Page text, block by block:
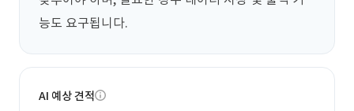
능도 요구됩니다.
AI 예상 견적